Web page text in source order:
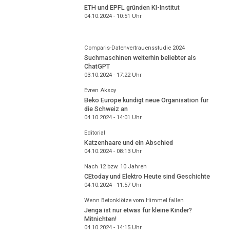
ETH und EPFL gründen KI-Institut
04.10.2024 - 10:51 Uhr
Comparis-Datenvertrauensstudie 2024
Suchmaschinen weiterhin beliebter als
ChatGPT
03.10.2024 - 17:22Uhr
Evren Aksoy
Beko Europe kündigt neue Organisation für
die Schweiz an
04.10.2024 - 14:01 Uhr
Editorial
Katzenhaare und ein Abschied
04.10.2024 - 08:13Uhr
Nach 12 bzw. 10 Jahren
CEtoday und Elektro Heute sind Geschichte
04.10.2024 - 11:57Uhr
Wenn Betonklötze vom Himmel fallen
Jenga ist nur etwas für kleine Kinder?
Mitnichten!
04.10.2024 - 14:15Uhr